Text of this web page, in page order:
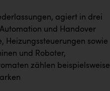
agiert in drei
und Handover
Heizungssteuerungen sowie
und Roboter,
zählen beispielsweise